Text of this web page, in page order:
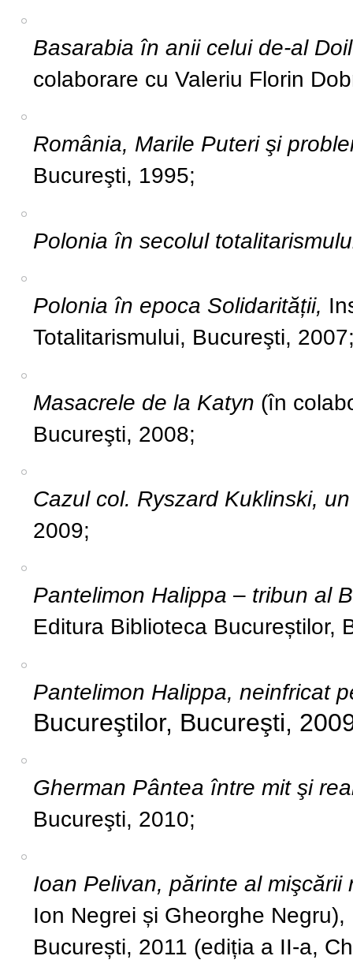
Basarabia în anii celui de‑al
colaborare cu Valeriu Florin
România, Marile Puteri şi
Bucureşti, 1995;
Polonia în secolul
Polonia în epoca Solidarității,
Totalitarismului, Bucureşti,
Masacrele de la Katyn (în
Bucureşti, 2008;
Cazul col. Ryszard Kuklinski,
2009;
Pantelimon Halippa – tribun al
Editura Biblioteca Bucureștilor,
Pantelimon Halippa, neinfricat
Bucureştilor, Bucureşti,
Gherman Pântea între mit şi
Bucureşti, 2010;
Ioan Pelivan, părinte al
Ion Negrei și Gheorghe
București, 2011 (ediția a II-a,